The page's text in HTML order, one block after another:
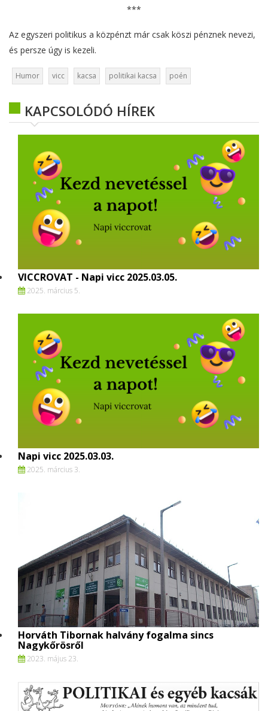
***
Az egyszeri politikus a közpénzt már csak köszi pénznek nevezi,
és persze úgy is kezeli.
Humor vicc kacsa politikai kacsa poén
KAPCSOLÓDÓ HÍREK
VICCROVAT - Napi vicc 2025.03.05.
2025. március 5.
Napi vicc 2025.03.03.
2025. március 3.
Horváth Tibornak halvány fogalma sincs
Nagykőrösről
2023. május 23.